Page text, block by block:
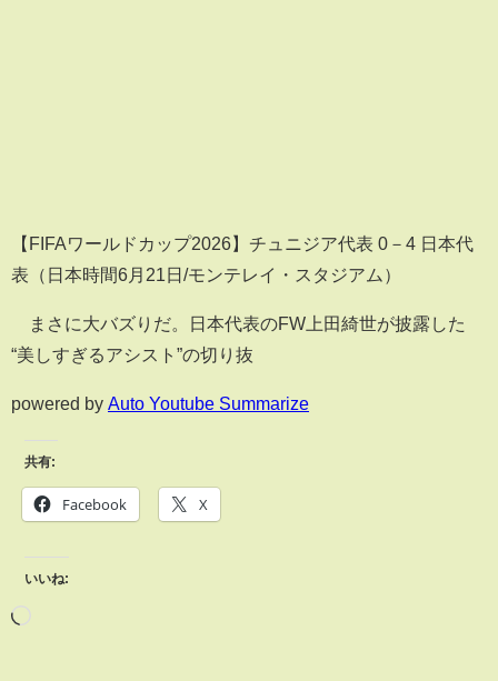
【FIFAワールドカップ2026】チュニジア代表 0－4 日本代
表（日本時間6月21日/モンテレイ・スタジアム）
まさに大バズりだ。日本代表のFW上田綺世が披露した
“美しすぎるアシスト”の切り抜
powered by Auto Youtube Summarize
共有:
Facebook X
いいね: